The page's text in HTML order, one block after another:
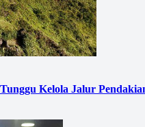
Kelola Jalur